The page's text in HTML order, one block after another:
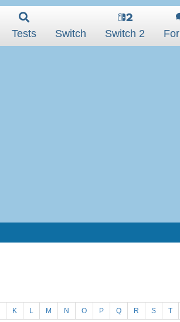
Tests Switch Switch 2
K L M N O P Q R S T